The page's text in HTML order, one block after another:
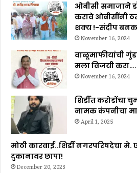
ओबीसी समाजाने
करावे ओबीसींनी
शक्य !-संदीप
November 16, 2024
वाळूमाफीयांची
मला विजयी करा…..
November 16, 2024
शिर्डीत करोडोंचा
नामक कंपनीचा
April 1, 2025
मोठी कारवाई..शिर्डी नगरपरिषदेचा
दुकानावर छापा!
December 20, 2023